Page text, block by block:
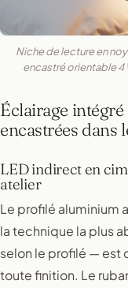
Niche de lecture en
encastré orientable 4
Éclairage
encastrées dans
LED indirect en
atelier
Le profilé aluminium
la technique la plus
selon le profilé — est
toute finition. Le